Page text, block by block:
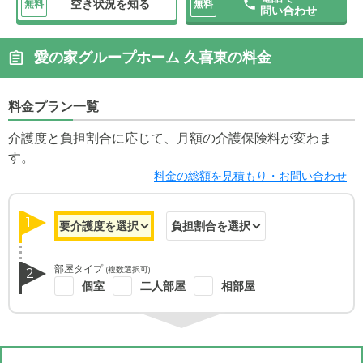
無料 空き状況を知る 無料
問い合わせ
愛の家グループホーム 久喜東の料金
料金プラン一覧
介護度と負担割合に応じて、月額の介護保険料が変わま
す。
料金の総額を見積もり・お問い合わせ
1
2 部屋タイプ (複数選択可)
個室 二人部屋 相部屋